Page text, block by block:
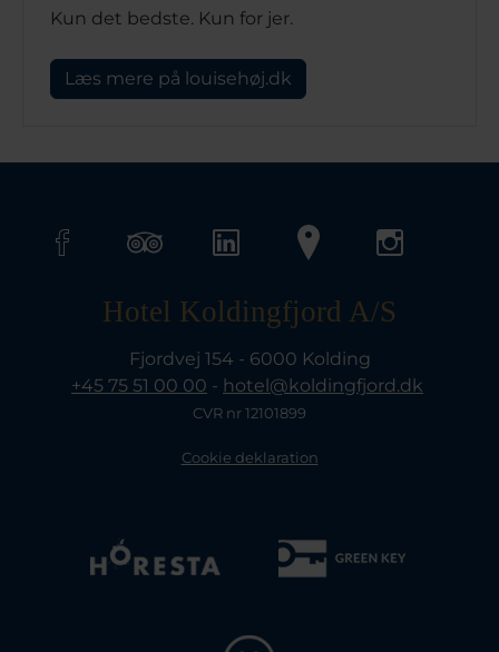
Kun det bedste. Kun for jer.
Læs mere på louisehøj.dk
Hotel Koldingfjord A/S
Fjordvej 154 - 6000 Kolding
+45 75 51 00 00 - hotel@koldingfjord.dk
CVR nr 12101899
Cookie deklaration